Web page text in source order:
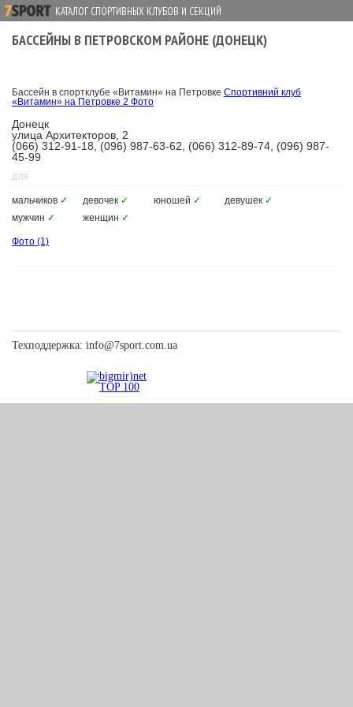
КАТАЛОГ СПОРТИВНЫХ КЛУБОВ И СЕКЦИЙ
БАССЕЙНЫ В ПЕТРОВСКОМ РАЙОНЕ (ДОНЕЦК)
Бассейн в спортклубе «Витамин» на Петровке Спортивний клуб
«Витамин» на Петровке 2 Фото
Донецк
улица Архитекторов, 2
(066) 312-91-18, (096) 987-63-62, (066) 312-89-74, (096) 987-
45-99
ДЛЯ
мальчиков ✓ девочек ✓ юношей ✓ девушек ✓
мужчин ✓ женщин ✓
Фото (1)
Техподдержка: info@7sport.com.ua